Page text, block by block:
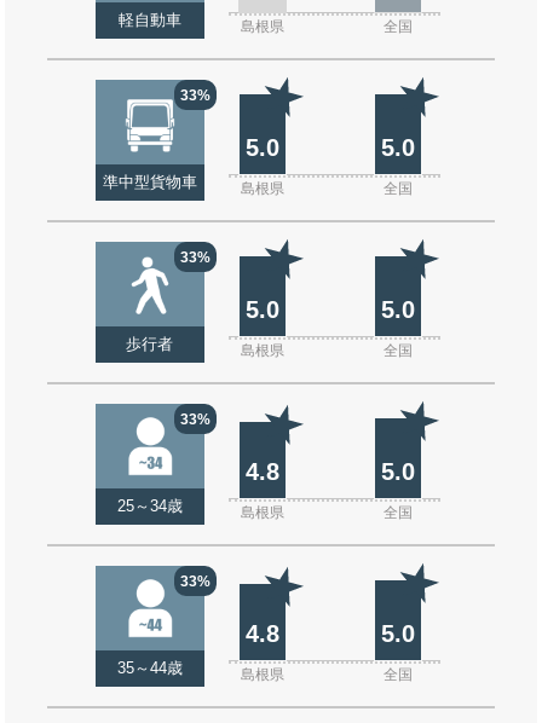
軽自動車 島根県 全国
33%
準中型貨物車
5.0 5.0
島根県 全国
33%
歩行者
5.0 5.0
島根県 全国
33%
25～34歳
4.8 5.0
島根県 全国
33%
35～44歳
4.8 5.0
島根県 全国